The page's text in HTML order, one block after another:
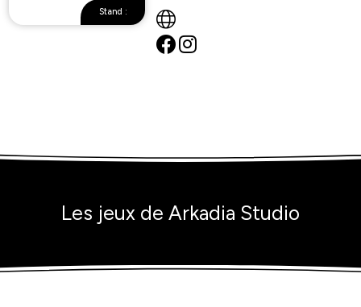
Stand :
Les jeux de Arkadia Studio